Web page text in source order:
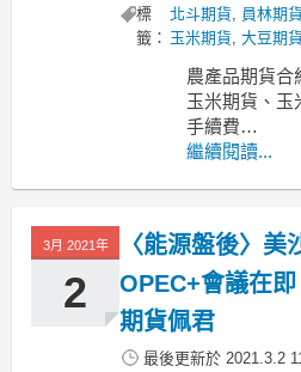
標
籤：
北斗期貨, 員林期
玉米期貨,大豆期
農產品期貨合
玉米期貨、玉
手續費
小麥期貨、小
手續費
MoneyDJ新聞
繼續閱讀...
3月 2021年
2
〈能源盤後〉美
OPEC+會議在
期貨佩君
最後更新於 2021.3.2